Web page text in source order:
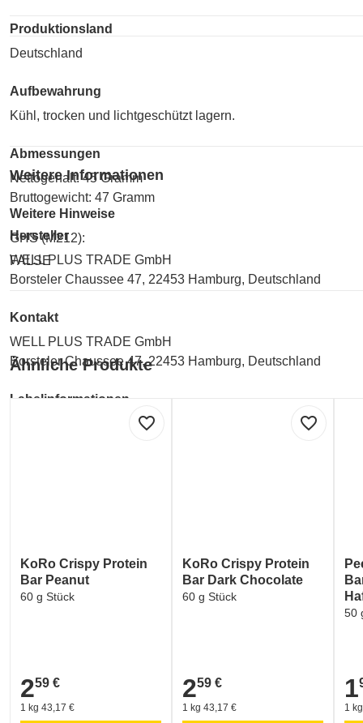
Produktionsland
Deutschland
Aufbewahrung
Kühl, trocken und lichtgeschützt lagern.
Abmessungen
Nettogehalt: 45 Gramm
Bruttogewicht: 47 Gramm
Hersteller
WELL PLUS TRADE GmbH
Borsteler Chaussee 47, 22453 Hamburg, Deutschland
Kontakt
WELL PLUS TRADE GmbH
Borsteler Chaussee 47, 22453 Hamburg, Deutschland
Labelinformationen
Umwelt und Verpackung:
Weitere Informationen
Weitere Hinweise
GHS (M212):
FALSE
Ähnliche Produkte
favorite_border
KoRo Crispy Protein
Bar Peanut
60 g Stück
2,59 €
259 €
1 kg 43,17 €
favorite_border
KoRo Crispy Protein
Bar Dark Chocolate
60 g Stück
2,59 €
259 €
1 kg 43,17 €
50
1
1